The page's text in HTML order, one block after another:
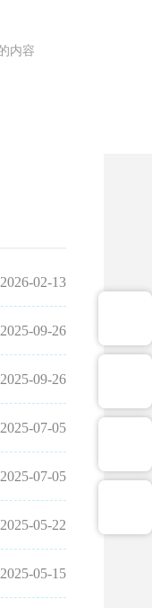
2026-02-13
2025-09-26
2025-09-26
2025-07-05
2025-07-05
2025-05-22
2025-05-15